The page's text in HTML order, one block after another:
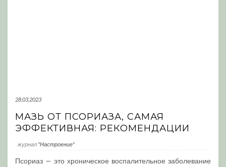
28.03.2023
МАЗЬ ОТ ПСОРИАЗА, САМАЯ
ЭФФЕКТИВНАЯ: РЕКОМЕНДАЦИИ
журнал "Настроение"
Псориаз — это хроническое воспалительное заболевание